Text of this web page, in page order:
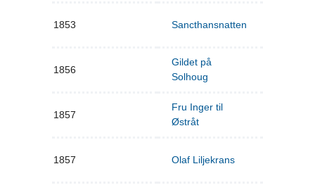
1853 Sancthansnatten
1856
Gildet på
Solhoug
1857
Fru Inger til
Østråt
1857 Olaf Liljekrans